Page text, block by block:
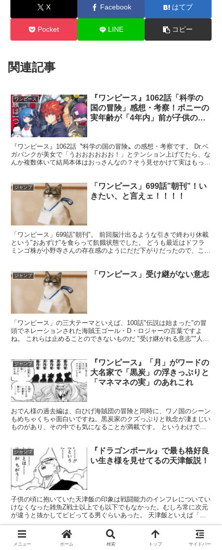
X Facebook はてブ
Pocket LINE コピー
関連記事
ワンピース
『ワンピース』1062話「科学の
国の冒険」感想・考察！ボニーの
実年齢が「4年内」前が子供の頃
『ワンピース』1062話〝科学の国の冒険〟の感想・考察です。 Dr.ベ
ガパンクが美女で「うおおおおおお！」とテンション上げてたら、な
んか複数体いて結局本体はおっさんなの？そう見せかけて実はもっと
ジャンプ
「ワンピース」699話”朝刊”！い
きたい、と言えェ！！！！
「ワンピース」699話"朝刊"。 前回脳汁出るような引きで終わり休載
という"おあずけ"を食らって飢餓状態でした。 どうも最近はドフラ
ミンゴ株が小野寺さんの存在感のようにだだ下がりだったので、ここ
ジャンプ 「ワンピース」受け継がない意志
「ワンピース」の三大テーマといえば、100話"伝説は始まった"の冒
頭でネレーションされた海賊王ゴール・D・ロジャーの言葉ですよ
ね。 これらは止めることのできないものだ "受け継がれる意志""人の
ジャンプ
『ワンピース』「月」がワードの
大名家で「黒炭」の浮きっぷりと
「マネマネの実」のあれこれ
おでん様の過去編は、白ひげ海賊団の冒険と同時に、ワノ国のシーン
もめちゃくちゃ面白いですね。黒炭家のクズっぷりと執念が凄まじい
ものがあり、その中でも気になることが満載です。 というわけで頂
ジャンプ
『ドラゴンボール』で最も格好良
い生き様を見せてるの天津飯説！
子供の頃に抱いていた天津飯の印象は戦闘能力のインフレについてい
けなくなった雑魚Z戦士以上でも以下でもなかった。むしろ常に次元
が違うと抜かしてビビってる男ぐらいあった。 天津飯といえば「次
元が違う」「世界が違う」の台詞ですからね。 何回絶望し...
『ワンピース』1082話〝取りに
メニュー ホーム 検索 トップ サイドバー